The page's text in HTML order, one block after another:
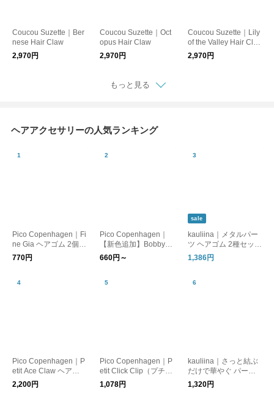
Coucou Suzette｜Ber
nese Hair Claw
2,970円
Coucou Suzette｜Oct
opus Hair Claw
2,970円
Coucou Suzette｜Lily
of the Valley Hair Cla
w
2,970円
もっと見る
ヘアアクセサリーの人気ランキング
Pico Copenhagen｜Fi
ne Gia ヘアゴム 2個セ
ット 【メール便】
770円
Pico Copenhagen｜
【新色追加】Bobby
(ボビー) ヘアピン【メ
ール便】
660円～
sale
kauliina｜メタルパー
ツ ヘアゴム 2種セット
／ プレゼント ギフト
1,386円
Pico Copenhagen｜P
etit Ace Claw ヘアク
リップ
2,200円
Pico Copenhagen｜P
etit Click Clip（プチク
リッククリップ）ヘア
ピン【メール便】
1,078円
kauliina｜さっと結ぶ
だけで華やぐ パール
とビジューのヘアゴム
2点セット
1,320円